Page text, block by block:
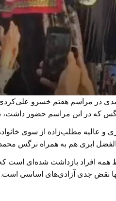
در مراسم هفتم خسرو
که در این مراسم حضور داشت،
و عالیه مطلب‌زاده از سوی
ابری هم به همراه نرگس
افراد بازداشت شده‌ای است که
نقض جدی آزادی‌های اساسی است.